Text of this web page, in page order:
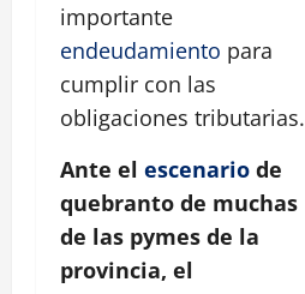
importante
endeudamiento para
cumplir con las
obligaciones tributarias.
Ante el escenario de
quebranto de muchas
de las pymes de la
provincia, el